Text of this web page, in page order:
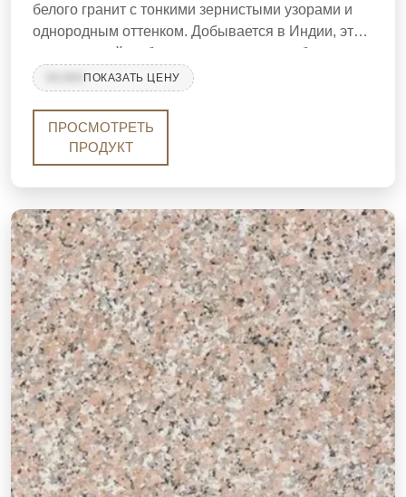
белого гранит с тонкими зернистыми узорами и
однородным оттенком. Добывается в Индии, это
экономичный выбор для крупномасштабного
напольного покрытия, облицовки стен и
столешниц в жилых, коммерческих и
прочностью и стабильным предложением, С
белый гранит является популярным вариантом
ПОКАЗАТЬ ЦЕНУ
ПРОСМОТРЕТЬ
ПРОДУКТ